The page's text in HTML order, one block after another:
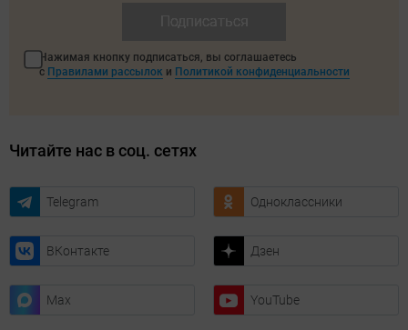
Нажимая кнопку подписаться, вы соглашаетесь
с Правилами рассылок и Политикой конфиденциальности
Читайте нас в соц. сетях
Telegram Одноклассники
ВКонтакте Дзен
Max YouTube